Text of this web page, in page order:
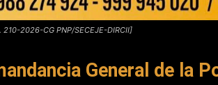
2026-CG PNP/SECEJE-DIRCII]
General de la